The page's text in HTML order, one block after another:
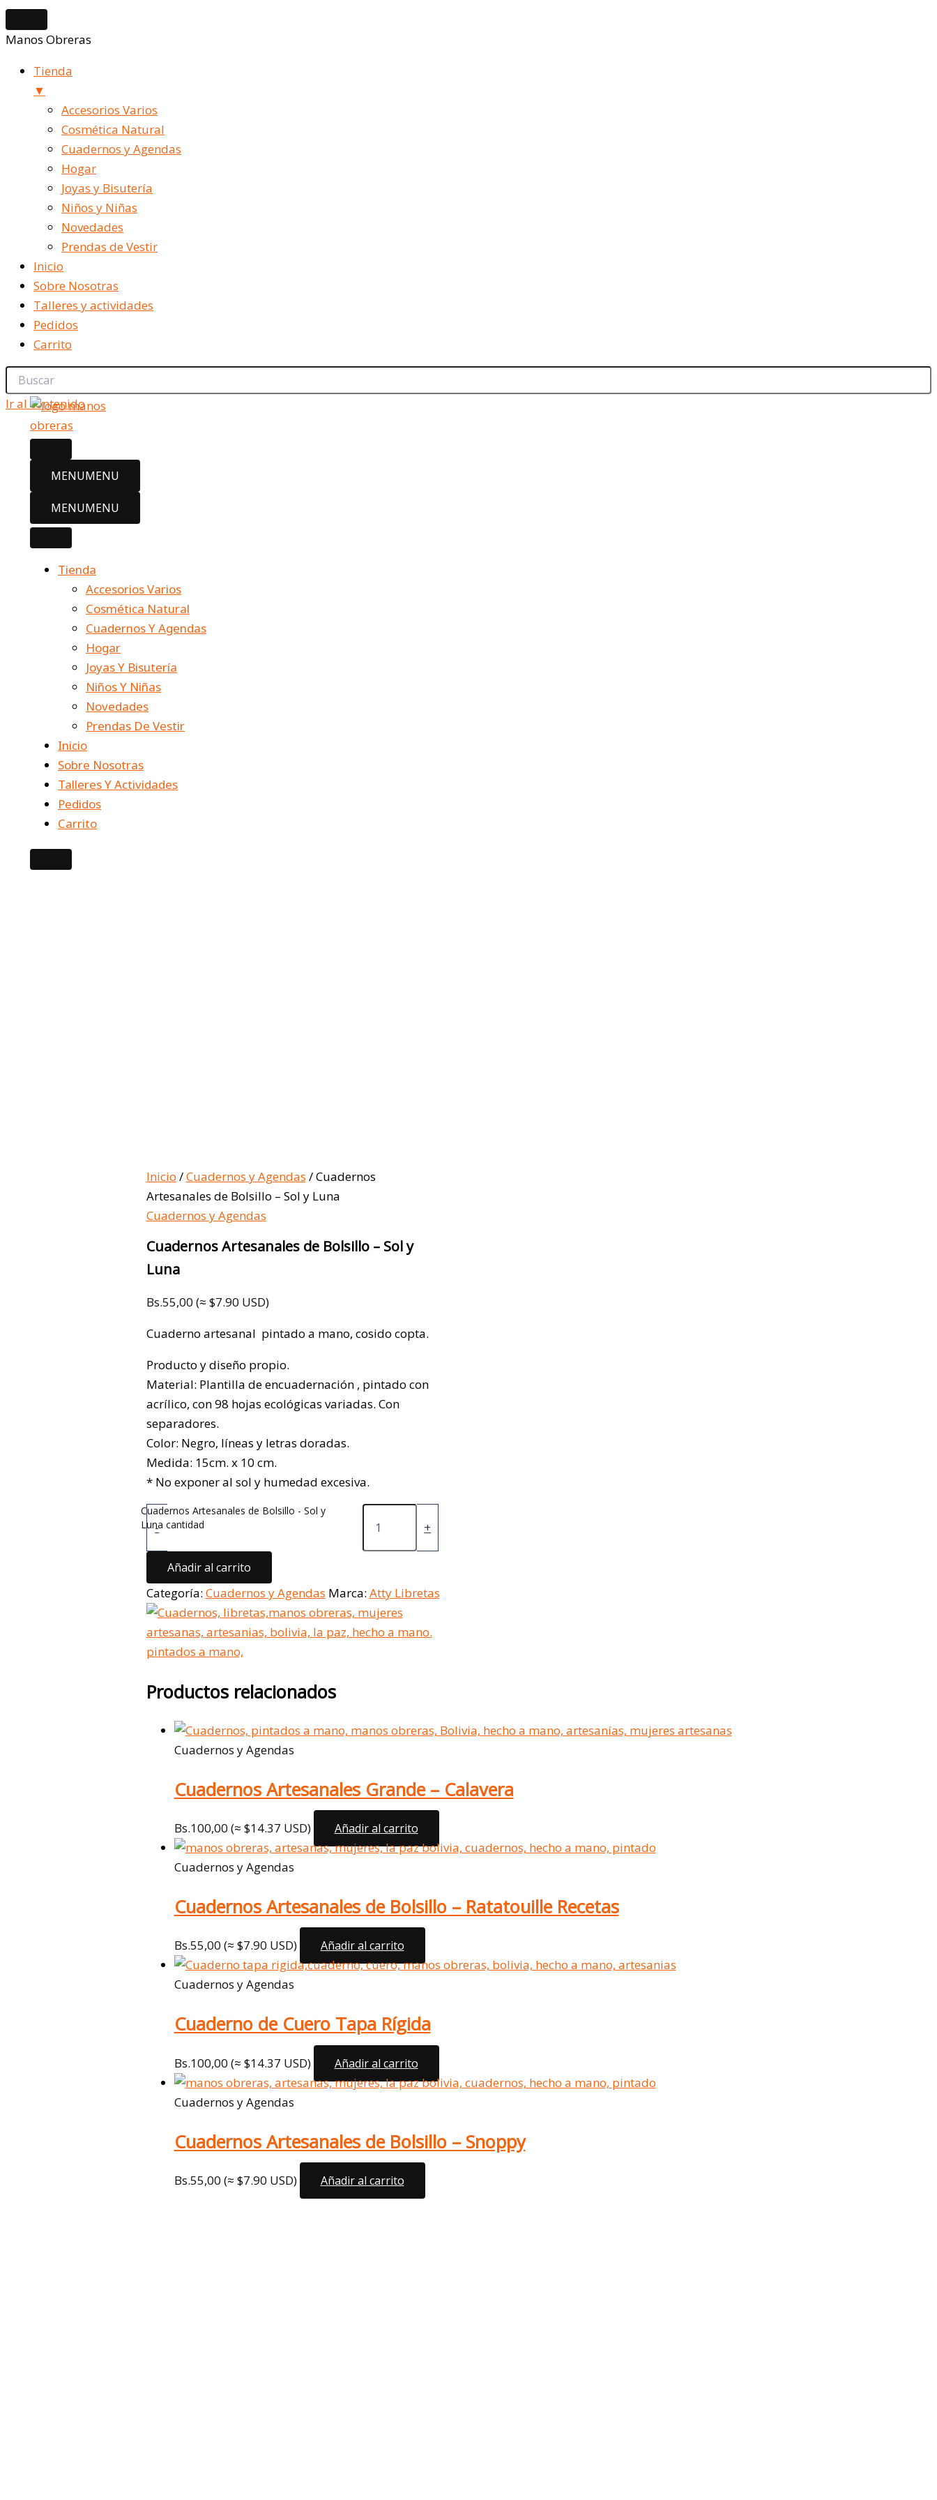
Manos Obreras
Tienda
▼
Accesorios Varios
Cosmética Natural
Cuadernos y Agendas
Hogar
Joyas y Bisutería
Niños y Niñas
Novedades
Prendas de Vestir
Inicio
Sobre Nosotras
Talleres y actividades
Pedidos
Carrito
Ir al contenido
MENUMENU
MENUMENU
Tienda
Accesorios Varios
Cosmética Natural
Cuadernos Y Agendas
Hogar
Joyas Y Bisutería
Niños Y Niñas
Novedades
Prendas De Vestir
Inicio
Sobre Nosotras
Talleres Y Actividades
Pedidos
Carrito
Inicio /Cuadernos y Agendas / Cuadernos
Artesanales de Bolsillo – Sol y Luna
Cuadernos y Agendas
Cuadernos Artesanales de Bolsillo – Sol y
Luna
Bs.55,00 (≈ $7.90 USD)
Cuaderno artesanal pintado a mano, cosido copta.
Producto y diseño propio.
Material: Plantilla de encuadernación , pintado con
acrílico, con 98 hojas ecológicas variadas. Con
separadores.
Color: Negro, líneas y letras doradas.
Medida: 15cm. x 10 cm.
* No exponer al sol y humedad excesiva.
-
Cuadernos Artesanales de Bolsillo - Sol y
Luna cantidad
+
Añadir al carrito
Categoría: Cuadernos y Agendas Marca: Atty Libretas
Productos relacionados
Cuadernos y Agendas
Cuadernos Artesanales Grande – Calavera
Bs.100,00 (≈ $14.37 USD) Añadir al carrito
Cuadernos y Agendas
Cuadernos Artesanales de Bolsillo – Ratatouille Recetas
Bs.55,00 (≈ $7.90 USD) Añadir al carrito
Cuadernos y Agendas
Cuaderno de Cuero Tapa Rígida
Bs.100,00 (≈ $14.37 USD) Añadir al carrito
Cuadernos y Agendas
Cuadernos Artesanales de Bolsillo – Snoppy
Bs.55,00 (≈ $7.90 USD) Añadir al carrito